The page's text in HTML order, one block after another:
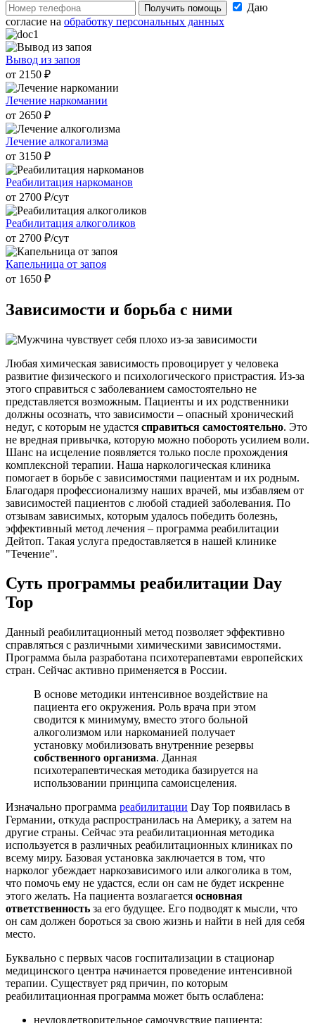
Получить помощь
Даю
согласие на обработку персональных данных
Вывод из запоя
от 2150 ₽
Лечение наркомании
от 2650 ₽
Лечение алкогализма
от 3150 ₽
Реабилитация наркоманов
от 2700 ₽/cут
Реабилитация алкоголиков
от 2700 ₽/cут
Капельница от запоя
от 1650 ₽
Зависимости и борьба с ними
Любая химическая зависимость провоцирует у человека
развитие физического и психологического пристрастия. Из-за
этого справиться с заболеванием самостоятельно не
представляется возможным. Пациенты и их родственники
должны осознать, что зависимости – опасный хронический
недуг, с которым не удастся справиться самостоятельно. Это
не вредная привычка, которую можно побороть усилием воли.
Шанс на исцеление появляется только после прохождения
комплексной терапии. Наша наркологическая клиника
помогает в борьбе с зависимостями пациентам и их родным.
Благодаря профессионализму наших врачей, мы избавляем от
зависимостей пациентов с любой стадией заболевания. По
отзывам зависимых, которым удалось победить болезнь,
эффективный метод лечения – программа реабилитации
Дейтоп. Такая услуга предоставляется в нашей клинике
"Течение".
Суть программы реабилитации Day
Top
Данный реабилитационный метод позволяет эффективно
справляться с различными химическими зависимостями.
Программа была разработана психотерапевтами европейских
стран. Сейчас активно применяется в России.
В основе методики интенсивное воздействие на
пациента его окружения. Роль врача при этом
сводится к минимуму, вместо этого больной
алкоголизмом или наркоманией получает
установку мобилизовать внутренние резервы
собственного организма. Данная
психотерапевтическая методика базируется на
использовании принципа самоисцеления.
Изначально программа реабилитации Day Top появилась в
Германии, откуда распространилась на Америку, а затем на
другие страны. Сейчас эта реабилитационная методика
используется в различных реабилитационных клиниках по
всему миру. Базовая установка заключается в том, что
нарколог убеждает наркозависимого или алкоголика в том,
что помочь ему не удастся, если он сам не будет искренне
этого желать. На пациента возлагается основная
ответственность за его будущее. Его подводят к мысли, что
он сам должен бороться за свою жизнь и найти в ней для себя
место.
Буквально с первых часов госпитализации в стационар
медицинского центра начинается проведение интенсивной
терапии. Существует ряд причин, по которым
реабилитационная программа может быть ослаблена:
неудовлетворительное самочувствие пациента;